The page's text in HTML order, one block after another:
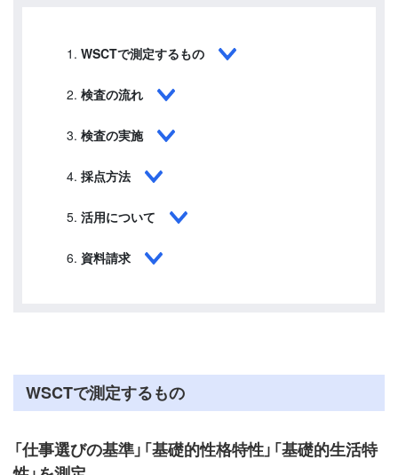
WSCTで測定するもの
検査の流れ
検査の実施
採点方法
活用について
資料請求
WSCTで測定するもの
「仕事選びの基準」「基礎的性格特性」「基礎的生活特